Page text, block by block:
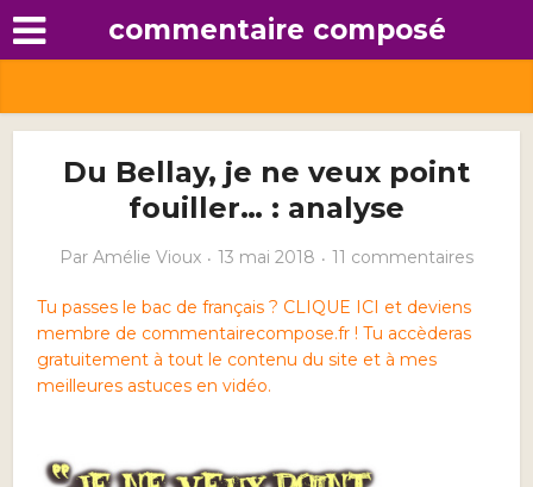
commentaire composé
Du Bellay, je ne veux point
fouiller… : analyse
Par Amélie Vioux 13 mai 2018 11 commentaires
Tu passes le bac de français ? CLIQUE ICI et deviens
membre de commentairecompose.fr ! Tu accèderas
gratuitement à tout le contenu du site et à mes
meilleures astuces en vidéo.